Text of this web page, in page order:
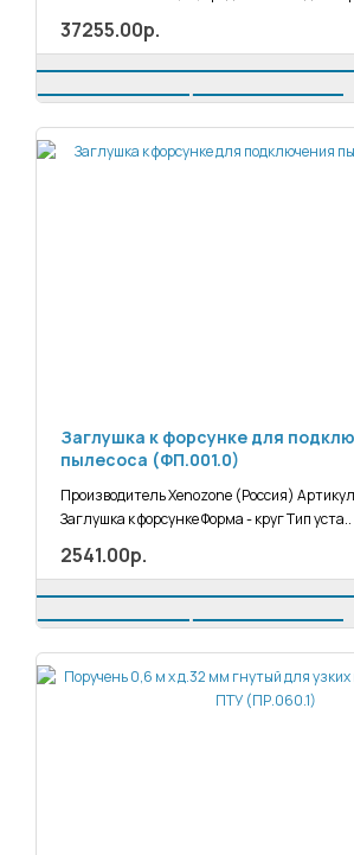
37255.00р.
Заглушка к форсунке для
пылесоса (ФП.001.0)
Производитель Xenozone (Россия)
Заглушка к форсунке Форма - круг Тип уста..
2541.00р.